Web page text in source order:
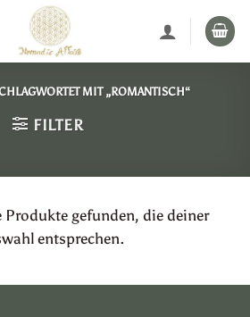
MIT „ROMANTISCH“
FILTER
Produkte gefunden, die deiner
entsprechen.